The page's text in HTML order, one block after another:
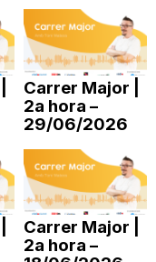
Carrer Major |
2a hora –
29/06/2026
Carrer Major |
2a hora –